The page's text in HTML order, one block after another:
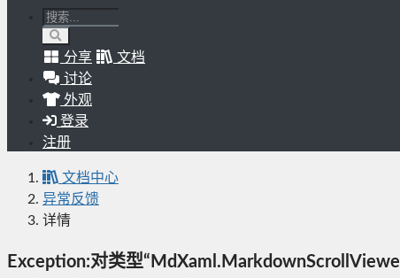
分享
文档
讨论
外观
登录
注册
文档中心
异常反馈
详情
Exception:对类型